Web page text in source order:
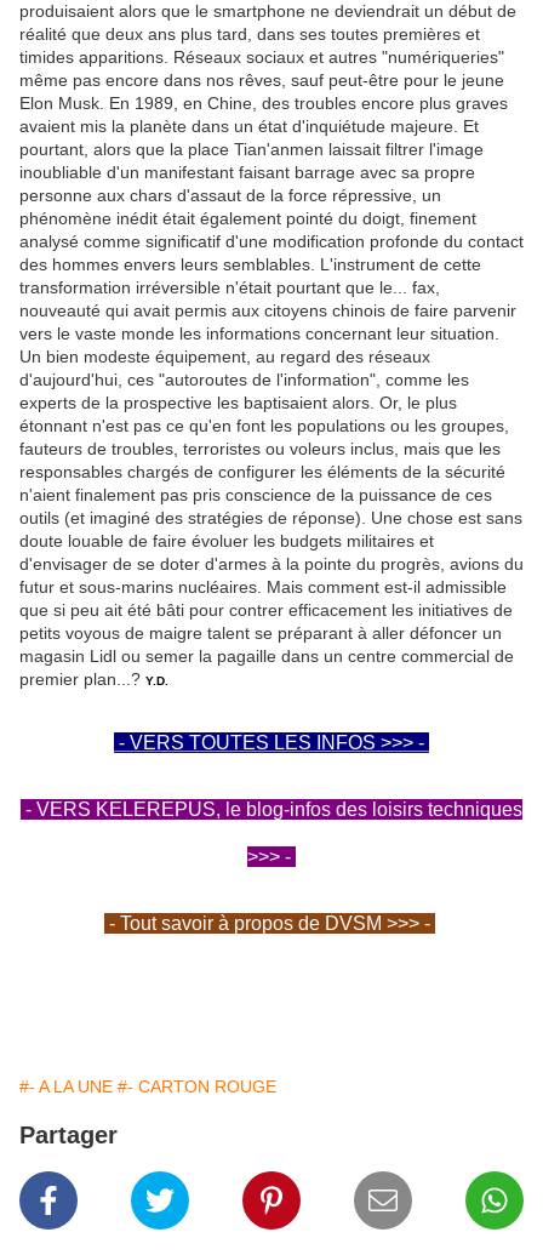
produisaient alors que le smartphone ne deviendrait un début de
réalité que deux ans plus tard, dans ses toutes premières et
timides apparitions. Réseaux sociaux et autres "numériqueries"
même pas encore dans nos rêves, sauf peut-être pour le jeune
Elon Musk. En 1989, en Chine, des troubles encore plus graves
avaient mis la planète dans un état d'inquiétude majeure. Et
pourtant, alors que la place Tian'anmen laissait filtrer l'image
inoubliable d'un manifestant faisant barrage avec sa propre
personne aux chars d'assaut de la force répressive, un
phénomène inédit était également pointé du doigt, finement
analysé comme significatif d'une modification profonde du contact
des hommes envers leurs semblables. L'instrument de cette
transformation irréversible n'était pourtant que le... fax,
nouveauté qui avait permis aux citoyens chinois de faire parvenir
vers le vaste monde les informations concernant leur situation.
Un bien modeste équipement, au regard des réseaux
d'aujourd'hui, ces "autoroutes de l'information", comme les
experts de la prospective les baptisaient alors. Or, le plus
étonnant n'est pas ce qu'en font les populations ou les groupes,
fauteurs de troubles, terroristes ou voleurs inclus, mais que les
responsables chargés de configurer les éléments de la sécurité
n'aient finalement pas pris conscience de la puissance de ces
outils (et imaginé des stratégies de réponse). Une chose est sans
doute louable de faire évoluer les budgets militaires et
d'envisager de se doter d'armes à la pointe du progrès, avions du
futur et sous-marins nucléaires. Mais comment est-il admissible
que si peu ait été bâti pour contrer efficacement les initiatives de
petits voyous de maigre talent se préparant à aller défoncer un
magasin Lidl ou semer la pagaille dans un centre commercial de
premier plan...? Y.D.
- VERS TOUTES LES INFOS >>> -
- VERS KELEREPUS, le blog-infos des loisirs techniques
>>> -
- Tout savoir à propos de DVSM >>> -
#- A LA UNE #- CARTON ROUGE
Partager